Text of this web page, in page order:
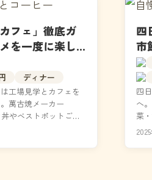
フェ」徹底ガ
を一度に楽し
ディナー
工場見学とカフェを
萬古焼メーカー
やベストポットごは
はのグルメを提供。
四
市
わ
四
へ
菜
点